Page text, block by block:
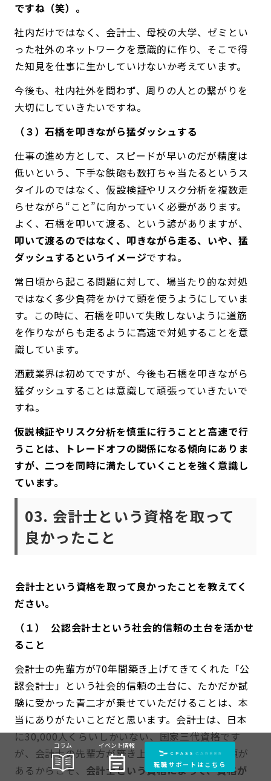
コラム イベント情報
event_note 転職サポートはこちら
ですね（笑）。
社内だけではなく、会計士、母校の大学、ゼミとい
った社外のネットワークを意識的に作り、そこで得
た知見を仕事に生かしていけないか考えています。
今後も、社内社外を問わず、周りの人との繋がりを
大切にしていきたいですね。
（３）石橋を叩きながら猛ダッシュする
仕事の進め方として、スピードが早いのだが精度は
低いという、下手な鉄砲も数打ちゃ当たるというス
タイルのではなく、仮設検証やリスク分析を複数走
らせながら“こと”に向かっていく必要があります。
よく、石橋を叩いて渡る、という諺がありますが、
叩いて渡るのではなく、叩きながら走る、いや、猛
ダッシュするというイメージですね。
常日頃から起こる問題に対して、場当たり的な対処
ではなく多少負荷をかけて頭を使うようにしていま
す。この時に、石橋を叩いて失敗しないように道筋
を作りながらも走るように高速で対処することを意
識しています。
酒蔵業界は初めてですが、今後も石橋を叩きながら
猛ダッシュすることは意識して頑張っていきたいで
すね。
仮説検証やリスク分析を慎重に行うことと高速で行
うことは、トレードオフの関係になる傾向にありま
すが、二つを同時に満たしていくことを強く意識し
ています。
03. 会計士という資格を取って
良かったこと
――会計士という資格を取って良かったことを教えてく
ださい。
（１） 公認会計士という社会的信頼の土台を活かせ
ること
会計士の先輩方が70年間築き上げてきてくれた「公
認会計士」という社会的信頼の土台に、たかだか試
験に受かった青二才が乗せていただけることは、本
当にありがたいことだと思います。会計士は、日本
に30,000人くらいしかいない、国家三代資格です
が、会計士の先輩方が築き上げてきた社会的信頼が
あるからこそ、 会計士という資格によって、資格が